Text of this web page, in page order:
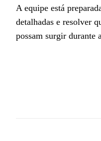
A equipe está
detalhadas e resolver
possam surgir durante